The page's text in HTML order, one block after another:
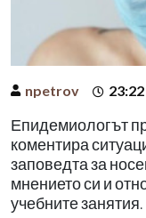
npetrov
Епидемиологът
коментира
заповедта за
мнението си и
учебните занятия.